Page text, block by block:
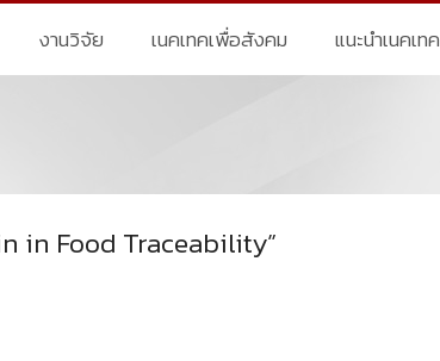
งานวิจัย เนคเทคเพื่อสังคม แนะนำเนคเทค
in Food Traceability”